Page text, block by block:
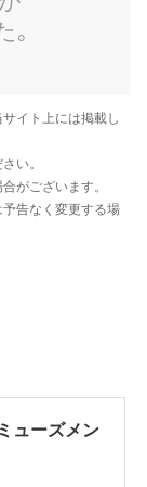
ューズメン